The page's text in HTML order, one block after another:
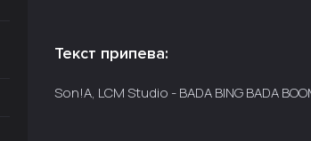
Текст припева:
Son!A, LCM Studio - BADA BING BADA